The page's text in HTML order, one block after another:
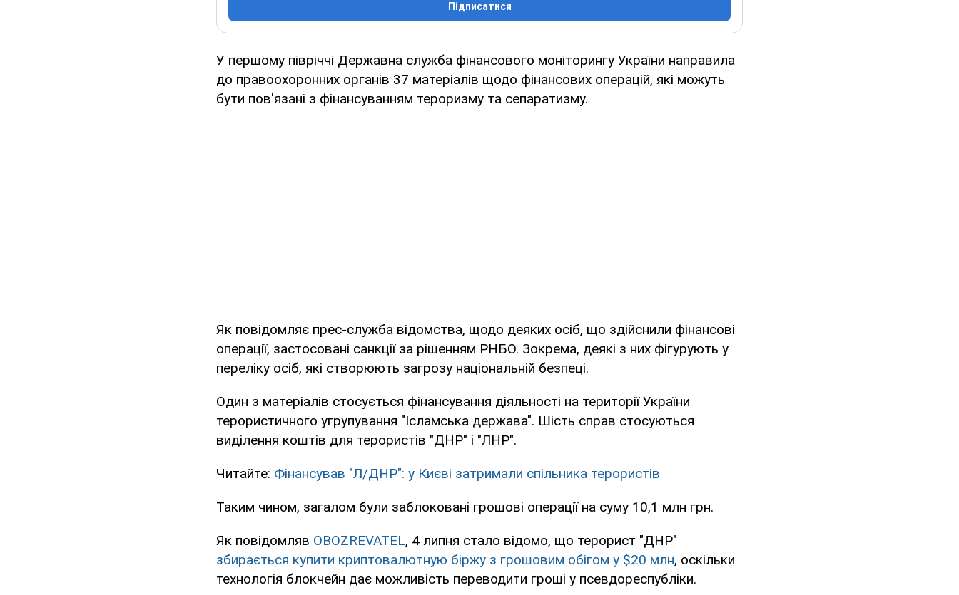
Підписатися
У першому півріччі Державна служба фінансового моніторингу України направила
до правоохоронних органів 37 матеріалів щодо фінансових операцій, які можуть
бути пов'язані з фінансуванням тероризму та сепаратизму.
Як повідомляє прес-служба відомства, щодо деяких осіб, що здійснили фінансові
операції, застосовані санкції за рішенням РНБО. Зокрема, деякі з них фігурують у
переліку осіб, які створюють загрозу національній безпеці.
Один з матеріалів стосується фінансування діяльності на території України
терористичного угрупування "Ісламська держава". Шість справ стосуються
виділення коштів для терористів "ДНР" і "ЛНР".
Читайте: Фінансував "Л/ДНР": у Києві затримали спільника терористів
Таким чином, загалом були заблоковані грошові операції на суму 10,1 млн грн.
Як повідомляв OBOZREVATEL, 4 липня стало відомо, що терорист "ДНР"
збирається купити криптовалютную біржу з грошовим обігом у $20 млн, оскільки
технологія блокчейн дає можливість переводити гроші у псевдореспубліки.